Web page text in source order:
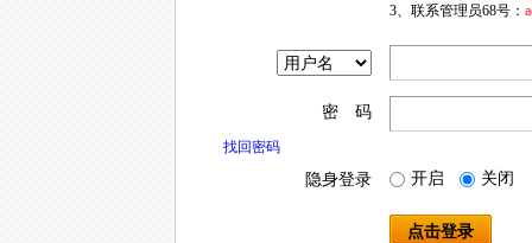
3、联系管理员68号：
密 码
找回密码
隐身登录 开启 关闭
点击登录